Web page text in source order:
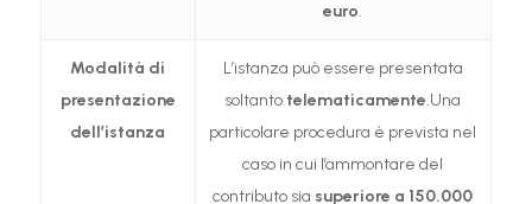
euro.
Modalità di
presentazione
dell’istanza
L’istanza può essere presentata
soltanto telematicamente.Una
particolare procedura è prevista nel
caso in cui l’ammontare del
contributo sia superiore a 150.000